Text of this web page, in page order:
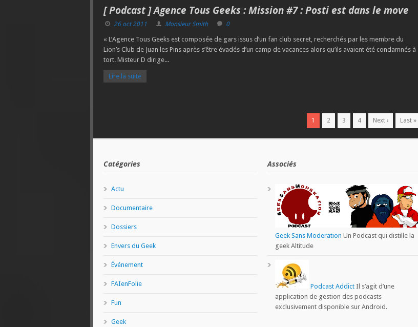
[ Podcast ] Agence Tous Geeks : Mission #7 : Posti est dans le move
26 oct 2011 Monsieur Smith 0
« L’Agence Tous Geeks est composée de gars issus d’un fan club secret, recherchés par les membre du
Lion’s Club de Juan les Pins après s’être évadés d’un camp de vacances alors qu’ils avaient été condamnés à
tort. Misteur D dirige...
Lire la suite
1 2 3 4 Next › Last »
Catégories
Actu
Documentaire
Dossiers
Envers du Geek
Événement
FAIenFolie
Fun
Geek
Associés
Geek Sans Moderation Un Podcast qui distille la
geek Altitude
Podcast AddictIl s’agit d’une
application de gestion des podcasts
exclusivement disponible sur Android.